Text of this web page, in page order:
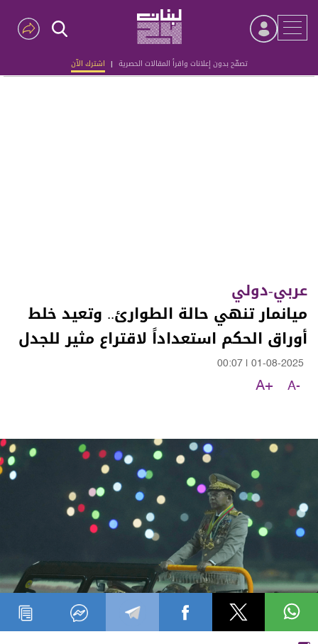
تصفّح بدون إعلانات واقرأ المقالات الحصرية | اشترك الآن
Advertisement
عربي-دولي
ميانمار تنهي حالة الطوارئ.. وتعيد خلط
أوراق الحكم استعداداً لاقتراع مثير للجدل
01-08-2025
00:07
A-
A+